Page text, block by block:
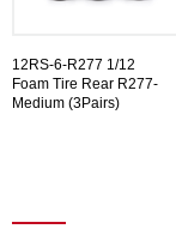
12RS-6-R277 1/12
Foam Tire Rear R277-
Medium (3Pairs)